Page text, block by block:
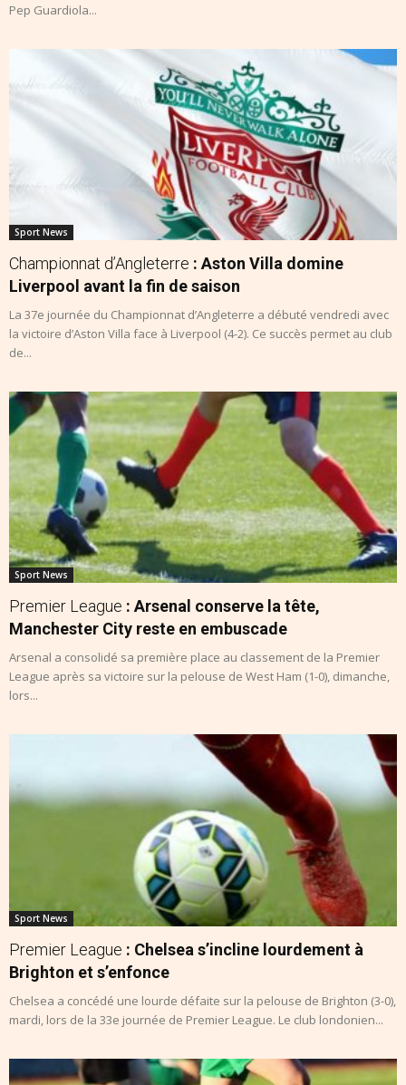
Pep Guardiola...
Sport News
Championnat d’Angleterre : Aston Villa domine
Liverpool avant la fin de saison
La 37e journée du Championnat d’Angleterre a débuté vendredi avec
la victoire d’Aston Villa face à Liverpool (4-2). Ce succès permet au club
de...
Sport News
Premier League : Arsenal conserve la tête,
Manchester City reste en embuscade
Arsenal a consolidé sa première place au classement de la Premier
League après sa victoire sur la pelouse de West Ham (1-0), dimanche,
lors...
Sport News
Premier League : Chelsea s’incline lourdement à
Brighton et s’enfonce
Chelsea a concédé une lourde défaite sur la pelouse de Brighton (3-0),
mardi, lors de la 33e journée de Premier League. Le club londonien...